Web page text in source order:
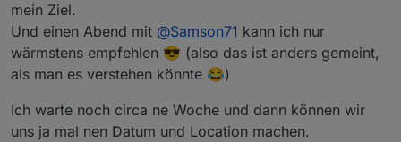
mein Ziel.
Und einen Abend mit @Samson71 kann ich nur
wärmstens empfehlen 😎 (also das ist anders gemeint,
als man es verstehen könnte 😂)
Ich warte noch circa ne Woche und dann können wir
uns ja mal nen Datum und Location machen.